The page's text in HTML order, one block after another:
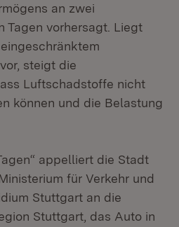
an zwei
Tagen vorhersagt. Liegt
steigt die
Luftschadstoffe nicht
können und die Belastung
appelliert die Stadt
für Verkehr und
Stuttgart an die
Stuttgart, das Auto in